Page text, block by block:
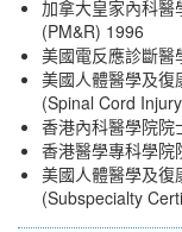
加拿大皇家內科醫
(PM&R) 1996
美國電反應診斷醫
美國人體醫學及復
(Spinal Cord
香港內科醫學院院
香港醫學專科學
美國人體醫學及復
(Subspecialty